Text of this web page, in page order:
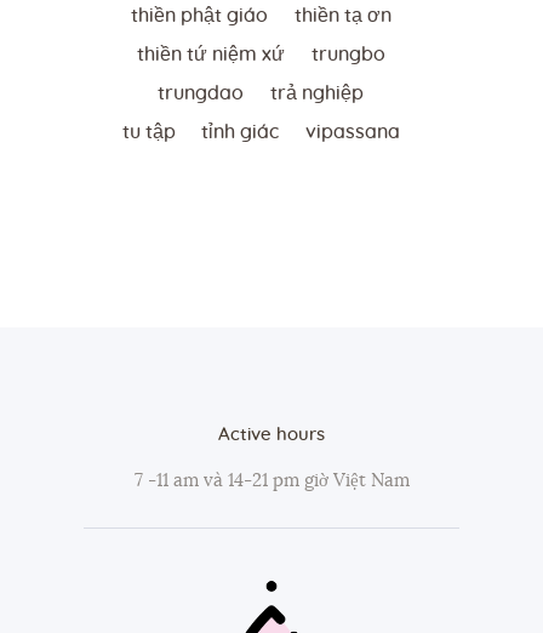
thiền phật giáo thiền tạ ơn
thiền tứ niệm xứ trungbo
trungdao trả nghiệp
tu tập tỉnh giác vipassana
Active hours
7 -11 am và 14-21 pm giờ Việt Nam